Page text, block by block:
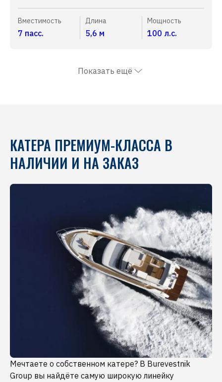
Вместимость
7 пасс.
Длина
5,6 м
Мощность
100 л.с.
Показать ещё
КАТЕРА ПРЕМИУМ-КЛАССА В
НАЛИЧИИ И НА ЗАКАЗ
Мечтаете о собственном катере? В Burevestnik
Group вы найдёте самую широкую линейку